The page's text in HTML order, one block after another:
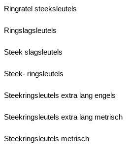
Ringratel steeksleutels
Ringslagsleutels
Steek slagsleutels
Steek- ringsleutels
Steekringsleutels extra lang engels
Steekringsleutels extra lang metrisch
Steekringsleutels metrisch